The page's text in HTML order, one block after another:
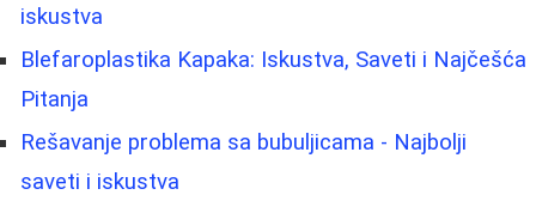
iskustva
Blefaroplastika Kapaka: Iskustva, Saveti i Najčešća
Pitanja
Rešavanje problema sa bubuljicama - Najbolji
saveti i iskustva